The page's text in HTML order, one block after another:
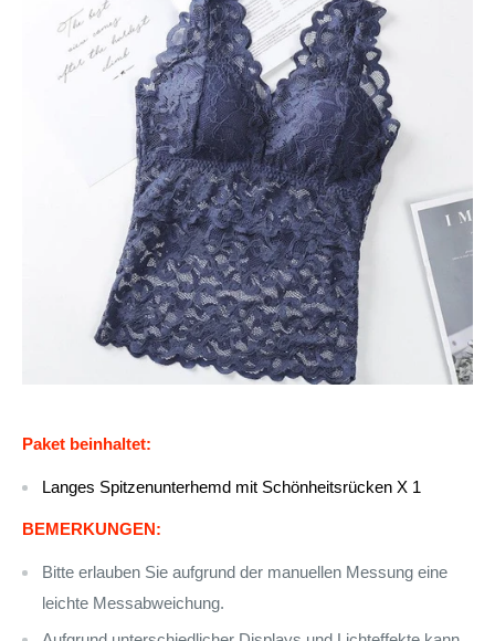
Paket beinhaltet:
Langes Spitzenunterhemd mit Schönheitsrücken X 1
BEMERKUNGEN:
Bitte erlauben Sie aufgrund der manuellen Messung eine
leichte Messabweichung.